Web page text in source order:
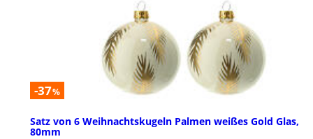
-37%
Satz von 6 Weihnachtskugeln Palmen weißes Gold Glas,
80mm